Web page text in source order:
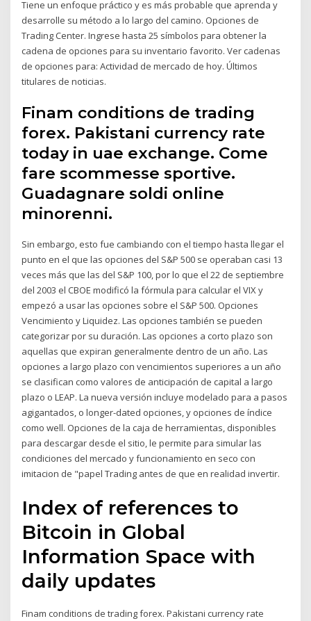
Tiene un enfoque práctico y es más probable que aprenda y
desarrolle su método a lo largo del camino. Opciones de
Trading Center. Ingrese hasta 25 símbolos para obtener la
cadena de opciones para su inventario favorito. Ver cadenas
de opciones para: Actividad de mercado de hoy. Últimos
titulares de noticias.
Finam conditions de trading
forex. Pakistani currency rate
today in uae exchange. Come
fare scommesse sportive.
Guadagnare soldi online
minorenni.
Sin embargo, esto fue cambiando con el tiempo hasta llegar el
punto en el que las opciones del S&P 500 se operaban casi 13
veces más que las del S&P 100, por lo que el 22 de septiembre
del 2003 el CBOE modificó la fórmula para calcular el VIX y
empezó a usar las opciones sobre el S&P 500. Opciones
Vencimiento y Liquidez. Las opciones también se pueden
categorizar por su duración. Las opciones a corto plazo son
aquellas que expiran generalmente dentro de un año. Las
opciones a largo plazo con vencimientos superiores a un año
se clasifican como valores de anticipación de capital a largo
plazo o LEAP. La nueva versión incluye modelado para a pasos
agigantados, o longer-dated opciones, y opciones de índice
como well. Opciones de la caja de herramientas, disponibles
para descargar desde el sitio, le permite para simular las
condiciones del mercado y funcionamiento en seco con
imitacion de "papel Trading antes de que en realidad invertir.
Index of references to
Bitcoin in Global
Information Space with
daily updates
Finam conditions de trading forex. Pakistani currency rate